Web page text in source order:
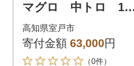
マグロ 中トロ 1
柵 解凍書付 海鮮 魚
介 鮪 惣菜 冷凍 ミナ
ミマグロ
高知県室戸市
寄付金額 63,000円
（0件）